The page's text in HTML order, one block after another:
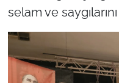
selam ve